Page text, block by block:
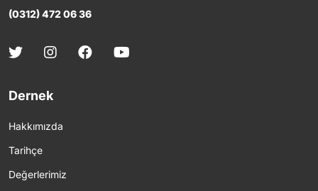
(0312) 472 06 36
Dernek
Hakkımızda
Tarihçe
Değerlerimiz